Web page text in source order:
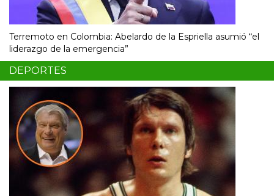
Terremoto en Colombia: Abelardo de la Espriella asumió “el
liderazgo de la emergencia”
DEPORTES